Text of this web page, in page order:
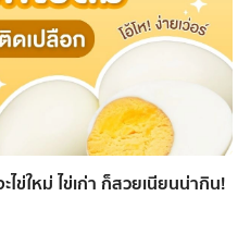
ข่ใหม่ ไข่เก่า ก็สวยเนียนน่ากิน!